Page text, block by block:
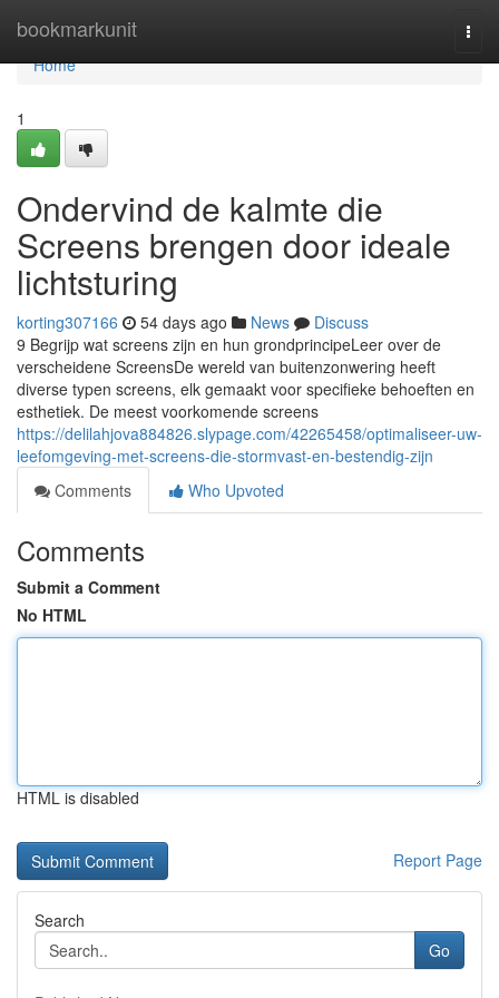
bookmarkunit
Home
Home
1
Ondervind de kalmte die
Screens brengen door ideale
lichtsturing
korting307166 54 days ago News
Discuss
9 Begrijp wat screens zijn en hun grondprincipeLeer over de
verscheidene ScreensDe wereld van buitenzonwering heeft
diverse typen screens, elk gemaakt voor specifieke behoeften en
esthetiek. De meest voorkomende screens
https://delilahjova884826.slypage.com/42265458/optimaliseer-uw-
leefomgeving-met-screens-die-stormvast-en-bestendig-zijn
Comments
Who Upvoted
Comments
Submit a Comment
No HTML
HTML is disabled
Report Page
Search
Go